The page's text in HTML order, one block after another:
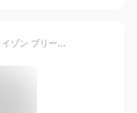
THE NORTH FACE ノースフェイス ホライゾン ブリーズ ハット HORIZON BREEZE BRIMMER HAT サファリハット レジャー アウトドア (JP, アルファベット, L, (QLI)ホワイト) [並行輸入品]